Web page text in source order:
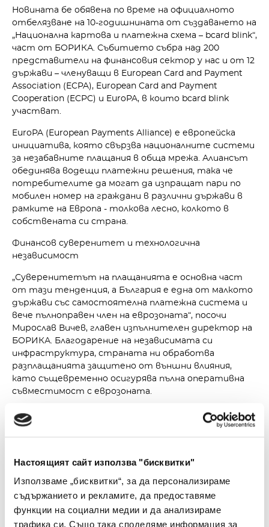
Настоящият сайт използва "бисквитки"
Използваме „бисквитки“, за да персонализираме
съдържанието и рекламите, да предоставяме
функции на социални медии и да анализираме
трафика си. Също така споделяме информация за
Новината бе обявена по време на официалното
отбелязване на 10-годишнината от създаването на
„Национална картова и платежна схема – bcard blink“,
част от БОРИКА. Събитието събра над 200
представители на финансовия сектор у нас и от 12
държави – членуващи в European Card and Payment
Association (ECPA), European Card and Payment
Cooperation (ECPC) и EuroPA, в които bcard blink
участват.
EuroPA (European Payments Alliance) е европейска
инициатива, която свързва националните системи
за незабавните плащания в обща мрежа. Алиансът
обединява водещи платежни решения, така че
потребителите да могат да изпращат пари по
мобилен номер на граждани в различни държави в
рамките на Европа - толкова лесно, колкото в
собствената си страна.
Финансов суверенитет и технологична
независимост
„Суверенитетът на плащанията е основна част
от тази тенденция, а България е една от малкото
държави със самостоятелна платежна система и
вече пълноправен член на еврозоната“, посочи
Мирослав Вичев, главен изпълнителен директор на
БОРИКА. Благодарение на независимата си
инфраструктура, страната ни обработва
разплащанията защитено от външни влияния,
като същевременно осигурява пълна оперативна
съвместимост с еврозоната.
„Присъединяването ни в EuroPA е естествена
стъпка, която позволява на българските
потребители да изпращат средства през граница
държава. В рамките на платежните асоциации, в
които членуваме, работим усилено за развитие на
ще ни позволи да интегрираме решения, с които да
достигнем до ПОС терминалите на търговците и